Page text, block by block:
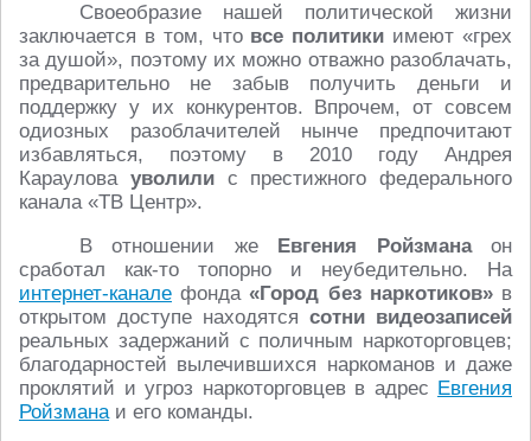
Своеобразие нашей политической жизни
заключается в том, что все политики имеют «грех
за душой», поэтому их можно отважно разоблачать,
предварительно не забыв получить деньги и
поддержку у их конкурентов. Впрочем, от совсем
одиозных разоблачителей нынче предпочитают
избавляться, поэтому в 2010 году Андрея
Караулова уволилис престижного федерального
канала «ТВ Центр».
В отношении же Евгения Ройзманаон
сработал как-то топорно и неубедительно. На
интернет-канале фонда«Город без наркотиков»в
открытом доступе находятся сотни видеозаписей
реальных задержаний с поличным наркоторговцев;
благодарностей вылечившихся наркоманов и даже
проклятий и угроз наркоторговцев в адрес Евгения
Ройзманаи его команды.